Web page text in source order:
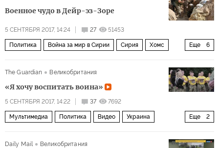
Военное чудо в Дейр-эз-Зоре
5 СЕНТЯБРЯ 2017, 14:24 27 51453
Еще 6
Политика Война за мир в Сирии Сирия Хомс
Сирийская арабская армия
The Guardian Великобритания
«Я хочу воспитать воина»
5 СЕНТЯБРЯ 2017, 14:22 37 7692
Еще 2
Мультимедиа Политика Видео Украина
Daily Mail
Великобритания